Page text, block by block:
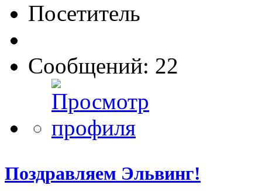
Посетитель
Сообщений: 22
Поздравляем Эльвинг!